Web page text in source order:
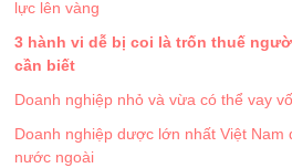
lực lên vàng
3 hành vi dễ bị coi là trốn thuế
cần biết
Doanh nghiệp nhỏ và vừa có thể vay
Doanh nghiệp dược lớn nhất Việt Nam
nước ngoài